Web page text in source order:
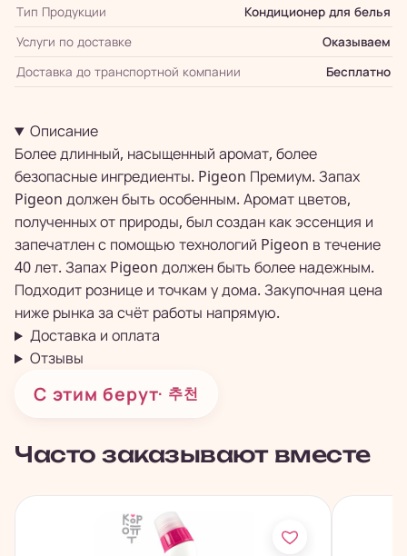
Тип Продукции
Кондиционер для белья
Услуги по доставке
Оказываем
Доставка до транспортной компании
Бесплатно
Описание
Более длинный, насыщенный аромат, более
безопасные ингредиенты. Pigeon Премиум. Запах
Pigeon должен быть особенным. Аромат цветов,
полученных от природы, был создан как эссенция и
запечатлен с помощью технологий Pigeon в течение
40 лет. Запах Pigeon должен быть более надежным.
Подходит рознице и точкам у дома. Закупочная цена
ниже рынка за счёт работы напрямую.
Доставка и оплата
Отзывы
С этим берут· 추천
Часто заказывают вместе